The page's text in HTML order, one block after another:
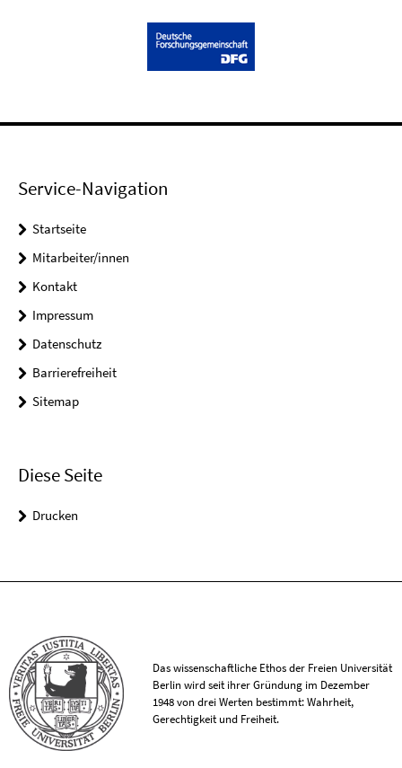
Service-Navigation
Startseite
Mitarbeiter/innen
Kontakt
Impressum
Datenschutz
Barrierefreiheit
Sitemap
Diese Seite
Drucken
Das wissenschaftliche Ethos der Freien Universität
Berlin wird seit ihrer Gründung im Dezember
1948 von drei Werten bestimmt: Wahrheit,
Gerechtigkeit und Freiheit.